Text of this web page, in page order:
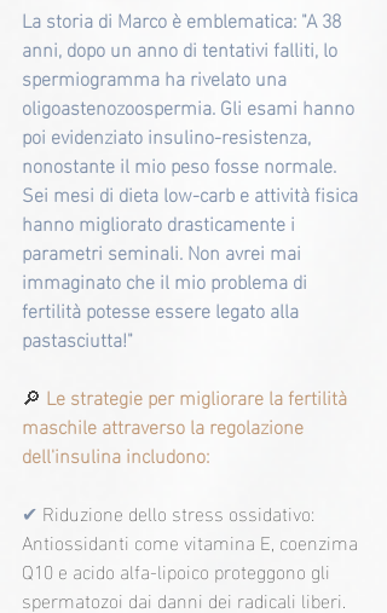
La storia di Marco è emblematica: "A 38
anni, dopo un anno di tentativi falliti, lo
spermiogramma ha rivelato una
oligoastenozoospermia. Gli esami hanno
poi evidenziato insulino-resistenza,
nonostante il mio peso fosse normale.
Sei mesi di dieta low-carb e attività fisica
hanno migliorato drasticamente i
parametri seminali. Non avrei mai
immaginato che il mio problema di
fertilità potesse essere legato alla
pastasciutta!"
🔎 Le strategie per migliorare la fertilità
maschile attraverso la regolazione
dell'insulina includono:
✔ Riduzione dello stress ossidativo:
Antiossidanti come vitamina E, coenzima
Q10 e acido alfa-lipoico proteggono gli
spermatozoi dai danni dei radicali liberi.